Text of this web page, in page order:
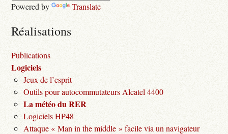
Powered by Translate
Réalisations
Publications
Logiciels
Jeux de l’esprit
Outils pour autocommutateurs Alcatel 4400
La météo du RER
Logiciels HP48
Attaque « Man in the middle » facile via un navigateur